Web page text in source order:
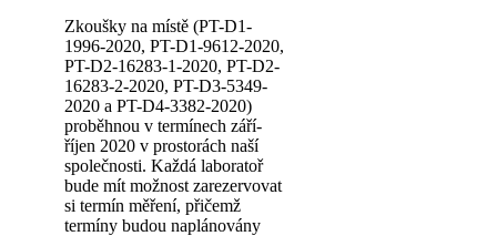
Zkoušky na místě (PT-D1-
1996-2020, PT-D1-9612-2020,
PT-D2-16283-1-2020, PT-D2-
16283-2-2020, PT-D3-5349-
2020 a PT-D4-3382-2020)
proběhnou v termínech září-
říjen 2020 v prostorách naší
společnosti. Každá laboratoř
bude mít možnost zarezervovat
si termín měření, přičemž
termíny budou naplánovány